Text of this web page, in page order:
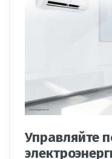
Управляйте